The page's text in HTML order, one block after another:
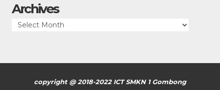
Archives
Archives
copyright @ 2018-2022 ICT SMKN 1 Gombong